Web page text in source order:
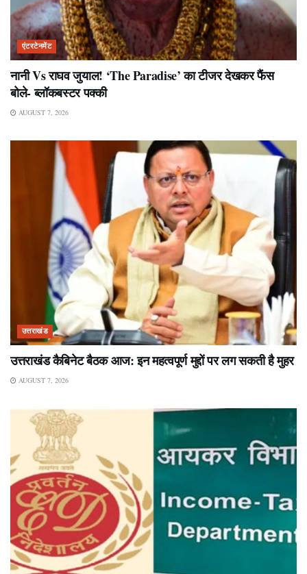
एंटरटेनमेंट
नानी Vs राघव जुयाल! ‘The Paradise’ का टीजर देखकर फैंस
बोले- ब्लॉकबस्टर पक्की
AUGUST 7, 2026
उत्तराखंड
उत्तराखंड कैबिनेट बैठक आज: इन महत्वपूर्ण मुद्दों पर लग सकती है मुहर
AUGUST 7, 2026